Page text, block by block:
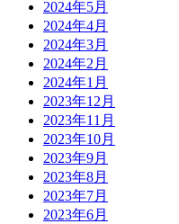
2024年5月
2024年4月
2024年3月
2024年2月
2024年1月
2023年12月
2023年11月
2023年10月
2023年9月
2023年8月
2023年7月
2023年6月